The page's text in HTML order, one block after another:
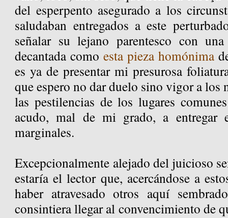
del esperpento asegurado a los
saludaban entregados a este
señalar su lejano parentesco con
decantada como esta pieza homónima
es ya de presentar mi presurosa
que espero no dar duelo sino vigor a los
las pestilencias de los lugares
acudo, mal de mi grado, a entregar
marginales.
Excepcionalmente alejado del juicioso
estaría el lector que, acercándose a
haber atravesado otros aquí
consintiera llegar al convencimiento de